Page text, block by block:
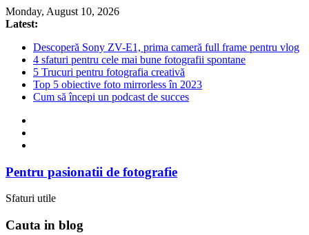
Skip
to
Monday, August 10, 2026
Latest:
Descoperă Sony ZV-E1, prima cameră full frame pentru vlog
4 sfaturi pentru cele mai bune fotografii spontane
5 Trucuri pentru fotografia creativă
Top 5 obiective foto mirrorless în 2023
Cum să începi un podcast de succes
Pentru pasionatii de fotografie
Sfaturi utile
Cauta in blog